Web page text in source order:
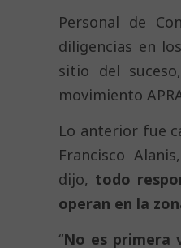
Personal de
diligencias en
sitio del
movimiento
Lo anterior fue
Francisco
dijo, todo
operan en la
“No es primera